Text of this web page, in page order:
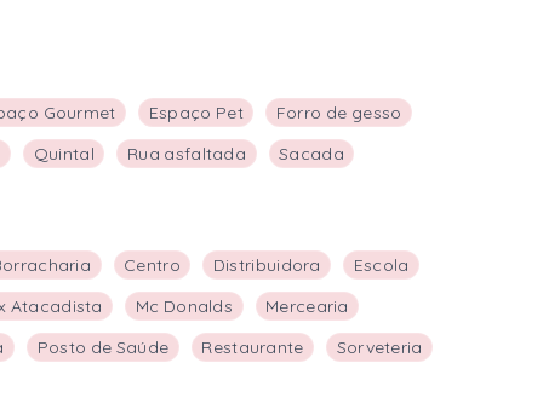
Gourmet Espaço Pet
Forro de gesso
Quintal Rua asfaltada Sacada
Centro Distribuidora
Escola
Atacadista
Mc Donalds
Mercearia
Posto de Saúde Restaurante Sorveteria